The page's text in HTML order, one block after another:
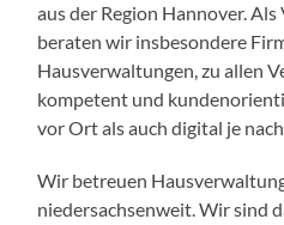
aus der Region Hannover.
beraten wir insbesondere
Hausverwaltungen, zu allen
kompetent und
vor Ort als auch digital je
Wir betreuen
niedersachsenweit. Wir sind